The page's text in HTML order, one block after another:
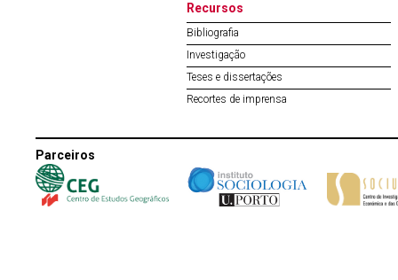
Recursos
Bibliografia
Investigação
Teses e dissertações
Recortes de imprensa
Parceiros